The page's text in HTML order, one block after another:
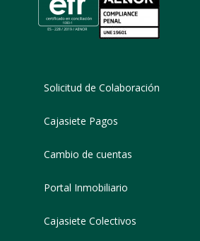
Solicitud de Colaboración
Cajasiete Pagos
Cambio de cuentas
Portal Inmobiliario
Cajasiete Colectivos